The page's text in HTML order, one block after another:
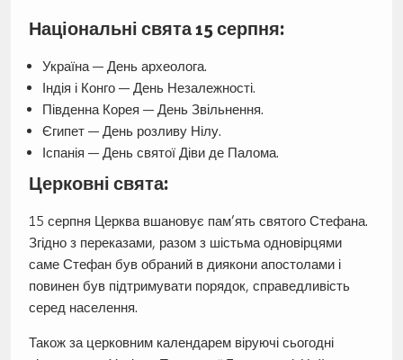
Національні свята 15 серпня:
Україна — День археолога.
Індія і Конго — День Незалежності.
Південна Корея — День Звільнення.
Єгипет — День розливу Нілу.
Іспанія — День святої Діви де Палома.
Церковні свята:
15 серпня Церква вшановує пам’ять святого Стефана.
Згідно з переказами, разом з шістьма одновірцями
саме Стефан був обраний в диякони апостолами і
повинен був підтримувати порядок, справедливість
серед населення.
Також за церковним календарем віруючі сьогодні